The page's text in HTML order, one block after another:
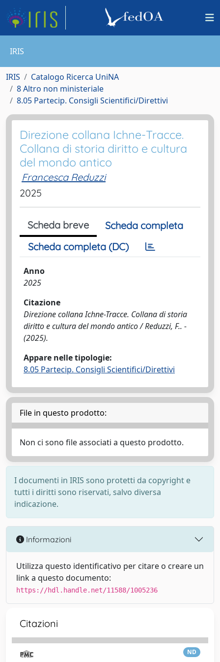
IRIS
IRIS
Catalogo Ricerca UniNA
8 Altro non ministeriale
8.05 Partecip. Consigli Scientifici/Direttivi
Direzione collana Ichne-Tracce.
Collana di storia diritto e cultura
del mondo antico
Francesca Reduzzi
2025
Scheda breve
Scheda completa
Scheda completa (DC)
Anno
2025
Citazione
Direzione collana Ichne-Tracce. Collana di storia
diritto e cultura del mondo antico / Reduzzi, F.. -
(2025).
Appare nelle tipologie:
8.05 Partecip. Consigli Scientifici/Direttivi
File in questo prodotto:
Non ci sono file associati a questo prodotto.
I documenti in IRIS sono protetti da copyright e
tutti i diritti sono riservati, salvo diversa
indicazione.
Informazioni
Utilizza questo identificativo per citare o creare un
link a questo documento:
https://hdl.handle.net/11588/1005236
Citazioni
ND